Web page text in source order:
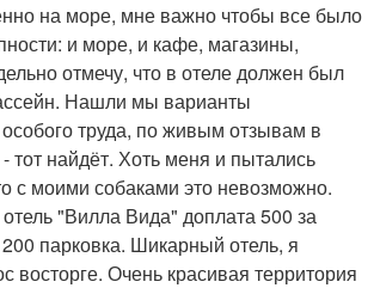
на море, мне важно чтобы все было
и море, и кафе, магазины,
отмечу, что в отеле должен был
Нашли мы варианты
труда, по живым отзывам в
тот найдёт. Хоть меня и пытались
с моими собаками это невозможно.
"Вилла Вида" доплата 500 за
парковка. Шикарный отель, я
восторге. Очень красивая территория